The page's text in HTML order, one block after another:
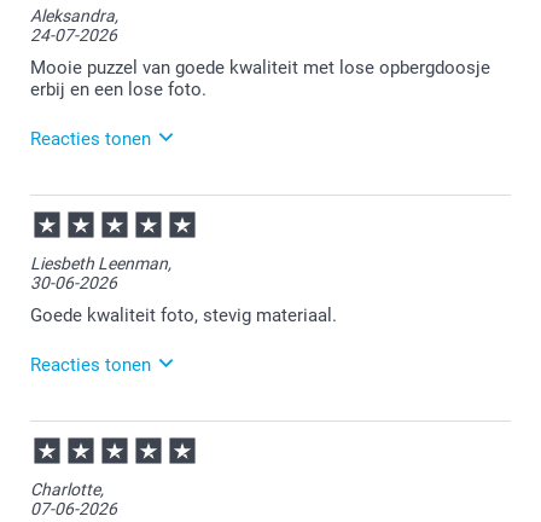
Heel veel plezier ervan!
Aleksandra,
24-07-2026
Mooie puzzel van goede kwaliteit met lose opbergdoosje
erbij en een lose foto.
Reacties tonen
24-07-2026
14:13
Bedankt voor je review. Wat fijn dat je blij bent met
de kwaliteit van je puzzel. Heel veel plezier er van!
Liesbeth Leenman,
30-06-2026
Goede kwaliteit foto, stevig materiaal.
Reacties tonen
30-06-2026
12:13
Veel plezier van de puzzel!
Charlotte,
07-06-2026